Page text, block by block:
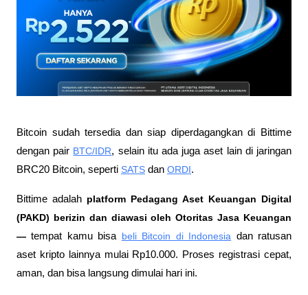
Bitcoin sudah tersedia dan siap diperdagangkan di Bittime
dengan pair BTC/IDR, selain itu ada juga aset lain di jaringan
BRC20 Bitcoin, seperti SATS dan ORDI.
Bittime adalah platform Pedagang Aset Keuangan Digital
(PAKD) berizin dan diawasi oleh Otoritas Jasa Keuangan
— tempat kamu bisa beli Bitcoin di Indonesia dan ratusan
aset kripto lainnya mulai Rp10.000. Proses registrasi cepat,
aman, dan bisa langsung dimulai hari ini.